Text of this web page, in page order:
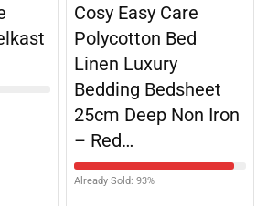
Cosy Easy Care
Polycotton Bed
Linen Luxury
Bedding Bedsheet
25cm Deep Non Iron
– Red…
Already Sold: 93%